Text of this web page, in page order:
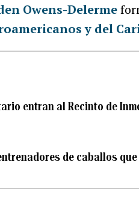
Owens-Delerme
y del
entran al Recinto de
de caballos